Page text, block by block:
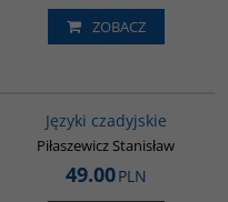
ZOBACZ
Języki czadyjskie
Piłaszewicz Stanisław
49.00PLN